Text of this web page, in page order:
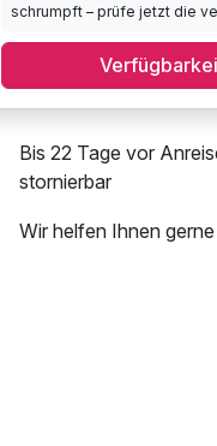
schrumpft – prüfe jetzt die
Bis 22 Tage vor
stornierbar
Wir helfen Ihnen